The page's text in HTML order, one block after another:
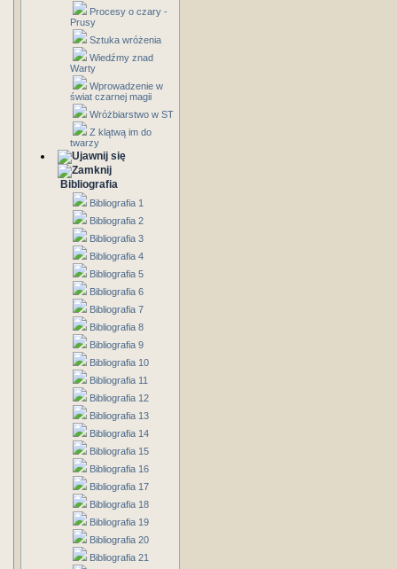
Procesy o czary -
Prusy
Sztuka wróżenia
Wiedźmy znad
Warty
Wprowadzenie w
świat czarnej magii
Wróżbiarstwo w ST
Z klątwą im do
twarzy
Bibliografia
Bibliografia 1
Bibliografia 2
Bibliografia 3
Bibliografia 4
Bibliografia 5
Bibliografia 6
Bibliografia 7
Bibliografia 8
Bibliografia 9
Bibliografia 10
Bibliografia 11
Bibliografia 12
Bibliografia 13
Bibliografia 14
Bibliografia 15
Bibliografia 16
Bibliografia 17
Bibliografia 18
Bibliografia 19
Bibliografia 20
Bibliografia 21